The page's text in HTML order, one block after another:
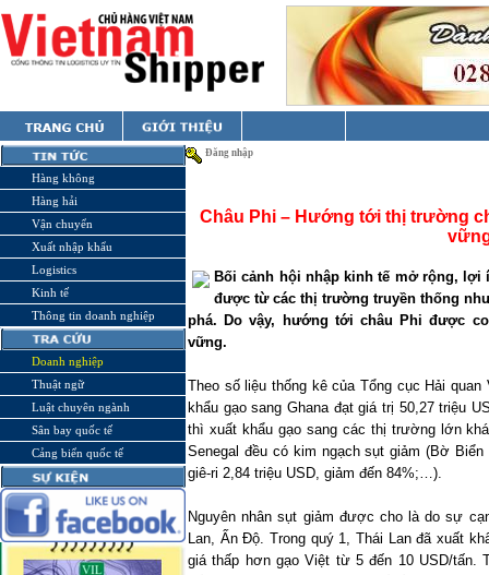
Hàng không
Hàng hải
Vận chuyển
Xuất nhập khẩu
Logistics
Kinh tế
Thông tin doanh nghiệp
Doanh nghiệp
Thuật ngữ
Luật chuyên ngành
Sân bay quốc tế
Cảng biển quốc tế
Đăng nhập
Châu Phi – Hướng tới thị trường
Bối cảnh hội nhập kinh tế mở rộng, lợi
được từ các thị trường truyền thống
phá. Do vậy, hướng tới châu Phi được
vững.
Theo số liệu thống kê của Tổng cục Hải
khẩu gạo sang Ghana đạt giá trị 50,27 triệu
thì xuất khẩu gạo sang các thị trường lớn
Senegal đều có kim ngạch sụt giảm (Bờ
giê-ri 2,84 triệu USD, giảm đến 84%;…).
Nguyên nhân sụt giảm được cho là do sự
Lan, Ấn Độ. Trong quý 1, Thái Lan đã xuất
giá thấp hơn gạo Việt từ 5 đến 10 USD/tấn.